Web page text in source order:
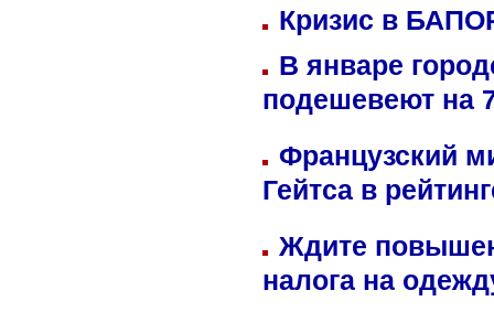
Кризис в
В январе
подешевеют на
Французский
Гейтса в
Ждите
налога на